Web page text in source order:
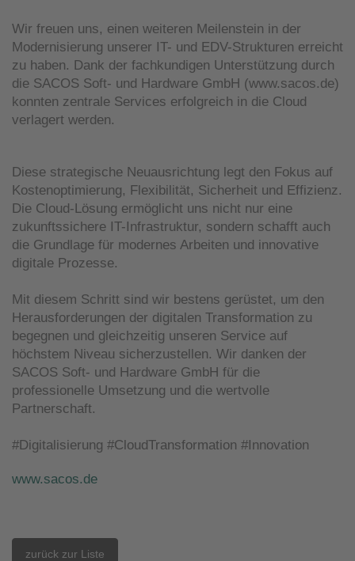
Wir freuen uns, einen weiteren Meilenstein in der
Modernisierung unserer IT- und EDV-Strukturen erreicht
zu haben. Dank der fachkundigen Unterstützung durch
die SACOS Soft- und Hardware GmbH (www.sacos.de)
konnten zentrale Services erfolgreich in die Cloud
verlagert werden.
Diese strategische Neuausrichtung legt den Fokus auf
Kostenoptimierung, Flexibilität, Sicherheit und Effizienz.
Die Cloud-Lösung ermöglicht uns nicht nur eine
zukunftssichere IT-Infrastruktur, sondern schafft auch
die Grundlage für modernes Arbeiten und innovative
digitale Prozesse.
Mit diesem Schritt sind wir bestens gerüstet, um den
Herausforderungen der digitalen Transformation zu
begegnen und gleichzeitig unseren Service auf
höchstem Niveau sicherzustellen. Wir danken der
SACOS Soft- und Hardware GmbH für die
professionelle Umsetzung und die wertvolle
Partnerschaft.
#Digitalisierung #CloudTransformation #Innovation
www.sacos.de
zurück zur Liste